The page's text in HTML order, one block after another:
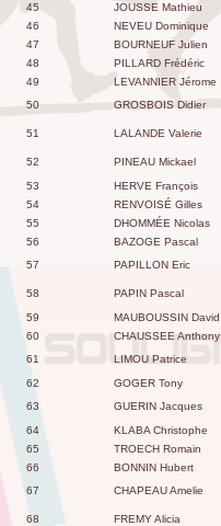
45
JOUSSE Mathieu
46
NEVEU Dominique
47
BOURNEUF Julien
48
PILLARD Frédéric
49
LEVANNIER Jérome
50
GROSBOIS Didier
51 LALANDE Valerie
52 PINEAU Mickael
53
HERVE François
54
RENVOISÉ Gilles
55
DHOMMÉE Nicolas
56
BAZOGE Pascal
57
PAPILLON Eric
58 PAPIN Pascal
59
MAUBOUSSIN David
60
CHAUSSEE Anthony
61
LIMOU Patrice
62
GOGER Tony
63
GUERIN Jacques
64
KLABA Christophe
65
TROECH Romain
66
BONNIN Hubert
67
CHAPEAU Amelie
68 FREMY Alicia